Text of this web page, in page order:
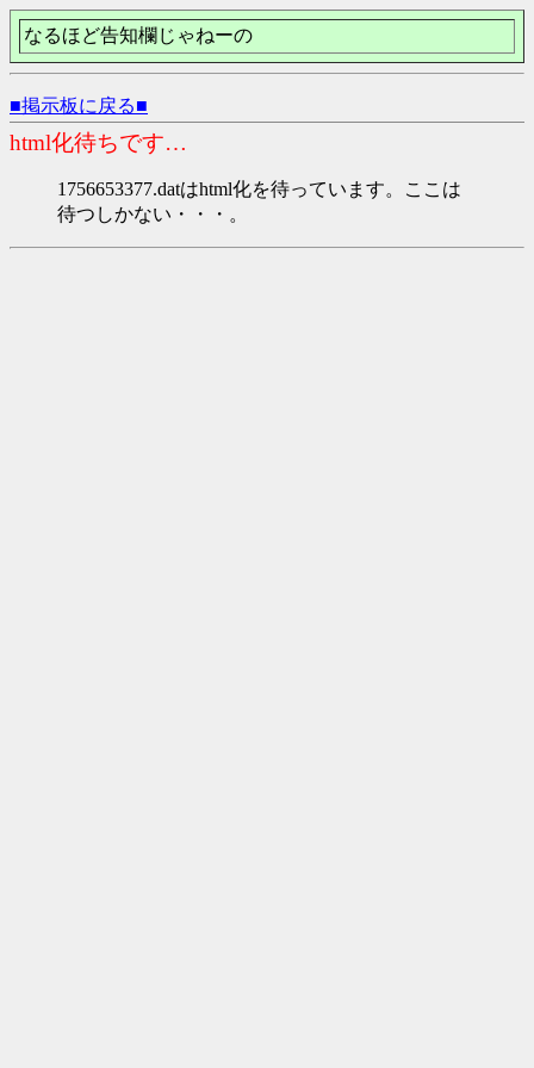
なるほど告知欄じゃねーの
■掲示板に戻る■
html化待ちです…
1756653377.datはhtml化を待っています。ここは
待つしかない・・・。